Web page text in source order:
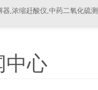
器,浓缩赶酸仪,中药二氧化硫
中心